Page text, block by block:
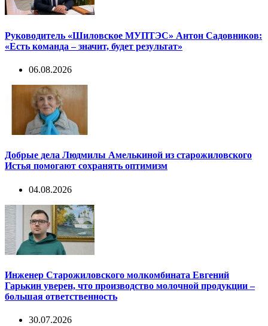
Руководитель «Шиловское МУПТЭС» Антон Садовников:
«Есть команда – значит, будет результат»
06.08.2026
Добрые дела Людмилы Амелькиной из старожиловского
Истья помогают сохранять оптимизм
04.08.2026
Инженер Старожиловского молкомбината Евгений
Гарькин уверен, что производство молочной продукции –
большая ответственность
30.07.2026